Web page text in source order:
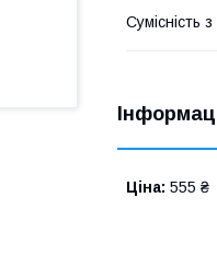
Сумісність
Ціна: 555 ₴